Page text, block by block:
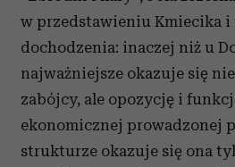
Partnerzy mogą połączyć te
otrzymanymi od Ciebie lub
korzystania z ich usług.
w przedstawieniu Kmiecika i
dochodzenia: inaczej niż u
najważniejsze okazuje się
zabójcy, ale opozycję i
ekonomicznej prowadzonej
strukturze okazuje się ona